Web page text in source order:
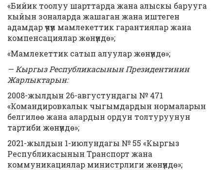
«Бийик тоолуу шарттарда жана алыскы барууга
кыйын зоналарда жашаган жана иштеген
адамдар үчүн мамлекеттик гарантиялар жана
компенсациялар жөнүндө»;
«Мамлекеттик сатып алуулар жөнүндө»;
— Кыргыз Республикасынын Президентинин
Жарлыктарын:
2008-жылдын 26-августундагы № 471
«Командировкалык чыгымдардын нормаларын
белгилөө жана алардын ордун толтуруунун
тартиби жөнүндө»;
2021-жылдын 1-июлундагы № 55 «Кыргыз
Республикасынын Транспорт жана
коммуникациялар министрлиги жөнүндө»;